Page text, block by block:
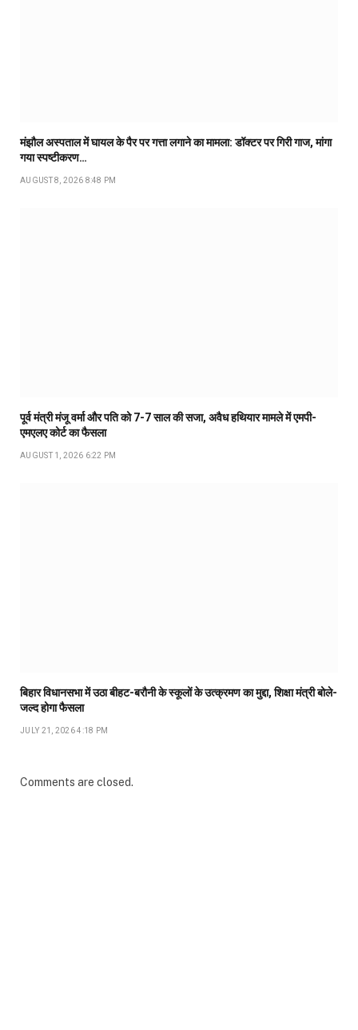
मंझौल अस्पताल में घायल के पैर पर गत्ता लगाने का मामला: डॉक्टर पर गिरी गाज, मांगा
गया स्पष्टीकरण…
AUGUST 8, 2026 8:48 PM
पूर्व मंत्री मंजू वर्मा और पति को 7-7 साल की सजा, अवैध हथियार मामले में एमपी-
एमएलए कोर्ट का फैसला
AUGUST 1, 2026 6:22 PM
बिहार विधानसभा में उठा बीहट-बरौनी के स्कूलों के उत्क्रमण का मुद्दा, शिक्षा मंत्री बोले-
जल्द होगा फैसला
JULY 21, 2026 4:18 PM
Comments are closed.